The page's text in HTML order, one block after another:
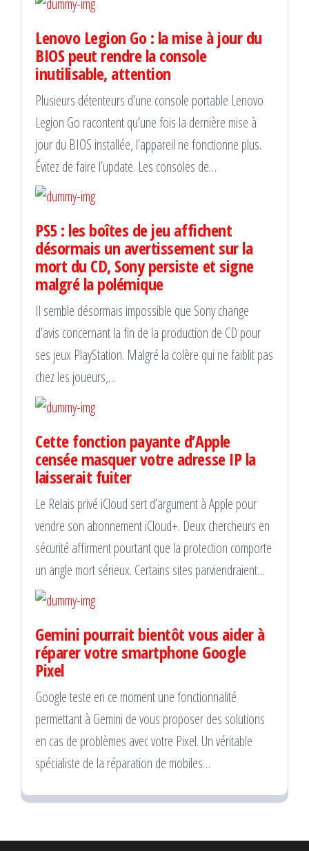
Lenovo Legion Go : la mise à jour du
BIOS peut rendre la console
inutilisable, attention
Plusieurs détenteurs d’une console portable Lenovo
Legion Go racontent qu’une fois la dernière mise à
jour du BIOS installée, l’appareil ne fonctionne plus.
Évitez de faire l’update. Les consoles de…
PS5 : les boîtes de jeu affichent
désormais un avertissement sur la
mort du CD, Sony persiste et signe
malgré la polémique
Il semble désormais impossible que Sony change
d’avis concernant la fin de la production de CD pour
ses jeux PlayStation. Malgré la colère qui ne faiblit pas
chez les joueurs,…
Cette fonction payante d’Apple
censée masquer votre adresse IP la
laisserait fuiter
Le Relais privé iCloud sert d’argument à Apple pour
vendre son abonnement iCloud+. Deux chercheurs en
sécurité affirment pourtant que la protection comporte
un angle mort sérieux. Certains sites parviendraient…
Gemini pourrait bientôt vous aider à
réparer votre smartphone Google
Pixel
Google teste en ce moment une fonctionnalité
permettant à Gemini de vous proposer des solutions
en cas de problèmes avec votre Pixel. Un véritable
spécialiste de la réparation de mobiles…